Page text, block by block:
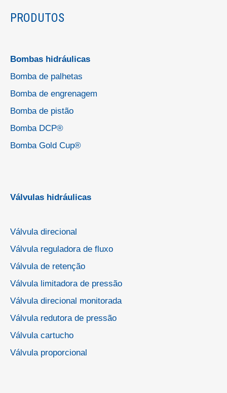
PRODUTOS
Bombas hidráulicas
Bomba de palhetas
Bomba de engrenagem
Bomba de pistão
Bomba DCP®
Bomba Gold Cup®
Válvulas hidráulicas
Válvula direcional
Válvula reguladora de fluxo
Válvula de retenção
Válvula limitadora de pressão
Válvula direcional monitorada
Válvula redutora de pressão
Válvula cartucho
Válvula proporcional